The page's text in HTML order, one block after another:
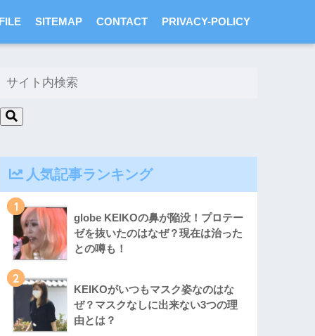
SITEMAP CONTACT PRIVACY-POLICY
人気記事ランキング
1
globe KEIKOの鼻が陥没！プロテー
ゼを抜いたのはなぜ？現在は治った
との噂も！
2
KEIKOがいつもマスク姿なのはな
ぜ？マスクなしに出来ない3つの理
由とは？